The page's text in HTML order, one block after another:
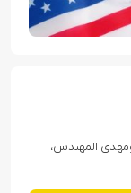
المهندس،